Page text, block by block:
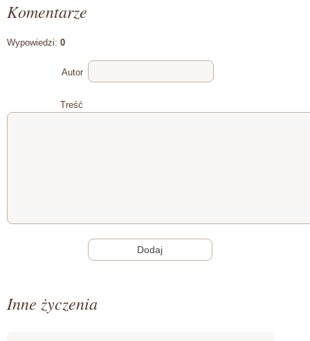
Komentarze
Wypowiedzi: 0
Autor
Treść
Inne życzenia